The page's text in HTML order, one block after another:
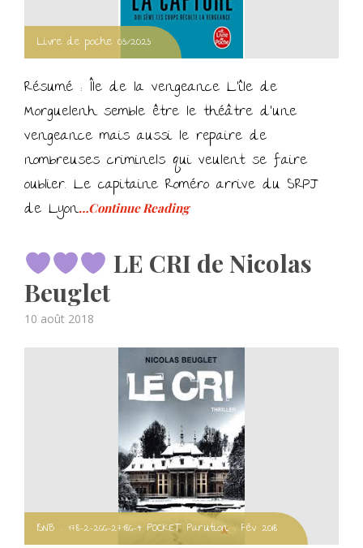
Livre de poche 03/2023
Résumé : Île de la vengeance L’île de
Morguelenh semble être le théâtre d’une
vengeance mais aussi le repaire de
nombreuses criminels qui veulent se faire
oublier. Le capitaine Roméro arrive du SRPJ
de Lyon…Continue Reading
LE CRI de Nicolas
Beuglet
Posted
10 août 2018
ISNB : 978-2-266-27986-4 POCKET Parution : Fév 2018